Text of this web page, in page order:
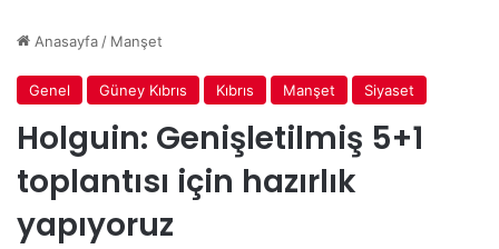
Anasayfa / Manşet
Genel Güney Kıbrıs Kıbrıs Manşet Siyaset
Holguin: Genişletilmiş 5+1
toplantısı için hazırlık
yapıyoruz